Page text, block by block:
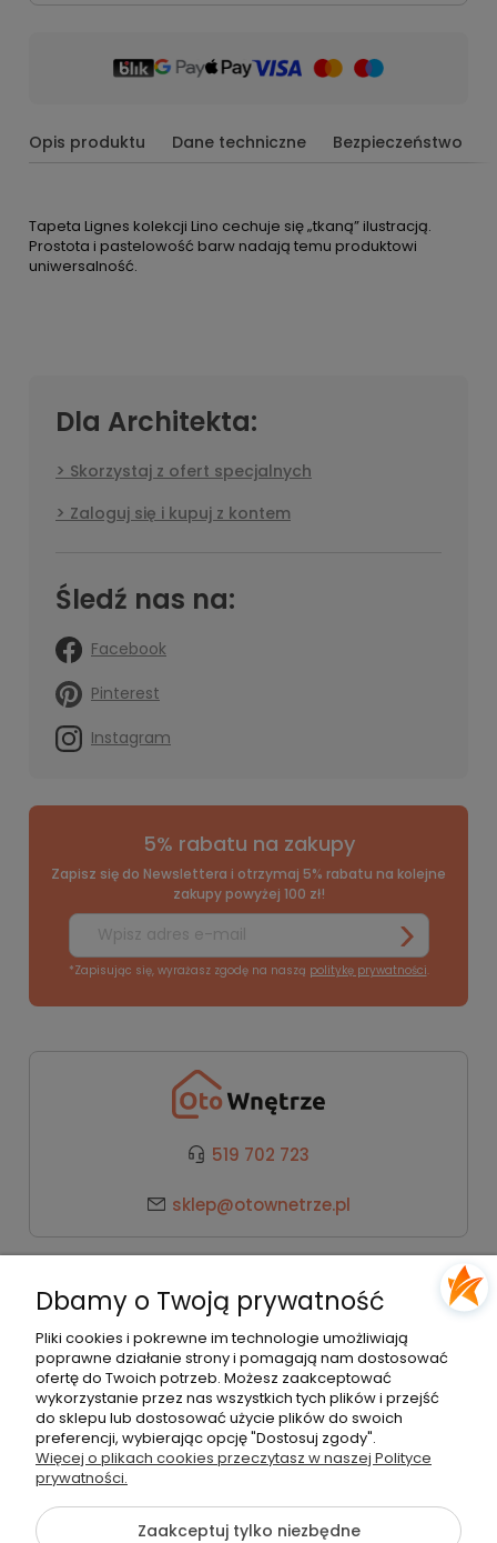
Opis produktu Dane techniczne Bezpieczeństwo
Tapeta Lignes kolekcji Lino cechuje się „tkaną” ilustracją.
Prostota i pastelowość barw nadają temu produktowi
uniwersalność.
Dla Architekta:
Skorzystaj z ofert specjalnych
Zaloguj się i kupuj z kontem
Śledź nas na:
Facebook
Pinterest
Instagram
5% rabatu na zakupy
Zapisz się do Newslettera i otrzymaj 5% rabatu na kolejne
zakupy powyżej 100 zł!
*Zapisując się, wyrażasz zgodę na naszą politykę prywatności.
519 702 723
sklep@otownetrze.pl
Pomoc
Moje konto
Płatności i dostawa
Dbamy o Twoją prywatność
Pliki cookies i pokrewne im technologie umożliwiają
poprawne działanie strony i pomagają nam dostosować
ofertę do Twoich potrzeb. Możesz zaakceptować
wykorzystanie przez nas wszystkich tych plików i przejść
do sklepu lub dostosować użycie plików do swoich
preferencji, wybierając opcję "Dostosuj zgody".
Więcej o plikach cookies przeczytasz w naszej Polityce
prywatności.
Zaakceptuj tylko niezbędne